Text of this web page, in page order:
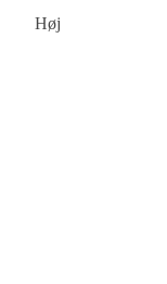
Høj